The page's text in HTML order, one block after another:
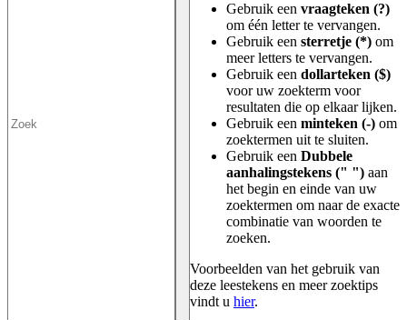
Gebruik een vraagteken (?)
om één letter te vervangen.
Gebruik een sterretje (*) om
meer letters te vervangen.
Gebruik een dollarteken ($)
voor uw zoekterm voor
resultaten die op elkaar lijken.
Gebruik een minteken (-) om
zoektermen uit te sluiten.
Gebruik een Dubbele
aanhalingstekens (" ") aan
het begin en einde van uw
zoektermen om naar de exacte
combinatie van woorden te
zoeken.
Voorbeelden van het gebruik van
deze leestekens en meer zoektips
vindt u hier.